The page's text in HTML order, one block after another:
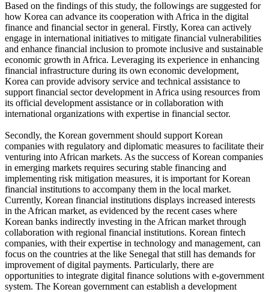
Based on the findings of this study, the followings are suggested for
how Korea can advance its cooperation with Africa in the digital
finance and financial sector in general. Firstly, Korea can actively
engage in international initiatives to mitigate financial vulnerabilities
and enhance financial inclusion to promote inclusive and sustainable
economic growth in Africa. Leveraging its experience in enhancing
financial infrastructure during its own economic development,
Korea can provide advisory service and technical assistance to
support financial sector development in Africa using resources from
its official development assistance or in collaboration with
international organizations with expertise in financial sector.
Secondly, the Korean government should support Korean
companies with regulatory and diplomatic measures to facilitate their
venturing into African markets. As the success of Korean companies
in emerging markets requires securing stable financing and
implementing risk mitigation measures, it is important for Korean
financial institutions to accompany them in the local market.
Currently, Korean financial institutions displays increased interests
in the African market, as evidenced by the recent cases where
Korean banks indirectly investing in the African market through
collaboration with regional financial institutions. Korean fintech
companies, with their expertise in technology and management, can
focus on the countries at the like Senegal that still has demands for
improvement of digital payments. Particularly, there are
opportunities to integrate digital finance solutions with e-government
system. The Korean government can establish a development